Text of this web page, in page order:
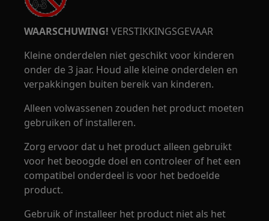
WAARSCHUWING! VERSTIKKINGSGEVAAR
Kleine onderdelen niet geschikt voor kinderen
onder de 3 jaar. Houd alle kleine onderdelen en
verpakkingen buiten bereik van kinderen.
Alleen volwassenen zouden het product moeten
gebruiken of installeren.
Zorg ervoor dat u het product alleen gebruikt
voor het beoogde doel en controleer of het een
compatibel onderdeel is voor het bedoelde
product.
Gebruik of installeer het product niet als het